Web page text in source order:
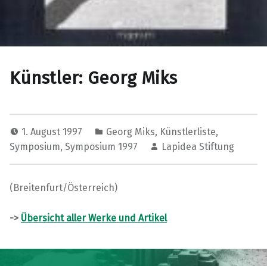
Künstler: Georg Miks
1. August 1997 Georg Miks, Künstlerliste,
Symposium, Symposium 1997 Lapidea Stiftung
(Breitenfurt/Österreich)
-> Übersicht aller Werke und Artikel
Post navigation